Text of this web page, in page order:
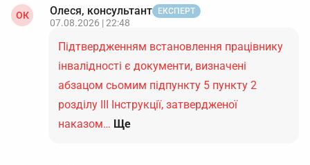
ОК Олеся, консультант ЕКСПЕРТ
07.08.2026 | 22:48
Підтвердженням встановлення працівнику
інвалідності є документи, визначені
абзацом сьомим підпункту 5 пункту 2
розділу ІІІ Інструкції, затвердженої
наказом… Ще